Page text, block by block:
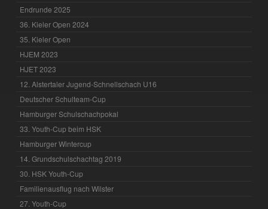
Endrunde 2025
36. Kieler Open 2024
35. Kieler Open
HJEM 2023
HJET 2023
12. Alstertaler Jugend-Schnellschach U16
Deutscher Schulteam-Cup
Hamburger Schulschachpokal
33. Youth-Cup beim HSK
Hamburger Wintercup
14. Grundschulschachtag 2019
30. HSK Youth-Cup
Familienausflug nach Wilster
27. Youth-Cup